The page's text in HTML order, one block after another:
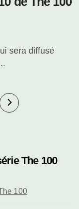
The 100
100